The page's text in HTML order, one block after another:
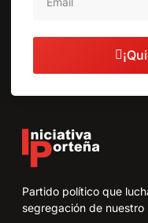
Partido político que
segregación de nuestro